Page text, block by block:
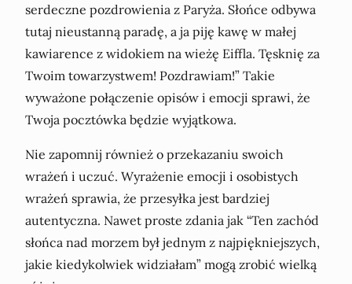
serdeczne pozdrowienia z Paryża. Słońce odbywa
tutaj nieustanną paradę, a ja piję kawę w małej
kawiarence z widokiem na wieżę Eiffla. Tęsknię za
Twoim towarzystwem! Pozdrawiam!” Takie
wyważone połączenie opisów i emocji sprawi, że
Twoja pocztówka będzie wyjątkowa.
Nie zapomnij również o przekazaniu swoich
wrażeń i uczuć. Wyrażenie emocji i osobistych
wrażeń sprawia, że przesyłka jest bardziej
autentyczna. Nawet proste zdania jak “Ten zachód
słońca nad morzem był jednym z najpiękniejszych,
jakie kiedykolwiek widziałam” mogą zrobić wielką